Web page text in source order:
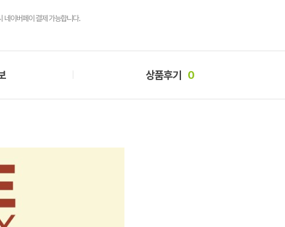
네이버페이 결제 가능합니다.
상품후기 0